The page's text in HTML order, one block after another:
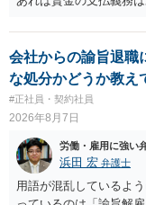
しいかもしれませんが
支払われます。ただし
に、「独立行政法人労
の立替事業を行ってい
談コーナー＞ TEL 044-
7:00 に相談してみてく
方がいれば一緒に相談
会社からの諭旨退職
な処分かどうか教え
#正社員・契約社員
2026年8月7日
労働・雇用に強い
浜田 宏 弁護士
用語が混乱しているよ